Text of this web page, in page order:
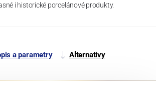
i historické porcelánové produkty.
a parametry Alternativy